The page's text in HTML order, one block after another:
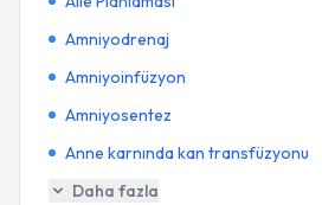
Amniyodrenaj
Amniyoinfüzyon
Amniyosentez
Anne karnında kan transfüzyonu
Daha fazla